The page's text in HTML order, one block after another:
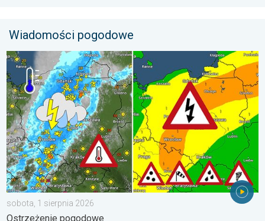
Wiadomości pogodowe
Ulewy, wichury, grad, trąba powietrzna. Ostrzeżenie
sobota, 1 sierpnia 2026
Ostrzeżenie pogodowe